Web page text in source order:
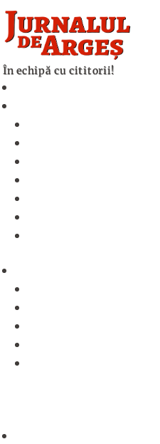
În echipă cu cititorii!